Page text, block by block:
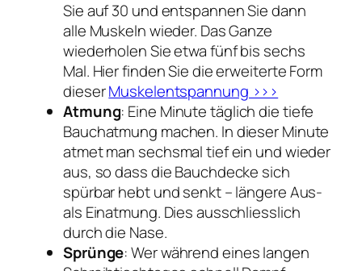
Sie auf 30 und entspannen Sie dann
alle Muskeln wieder. Das Ganze
wiederholen Sie etwa fünf bis sechs
Mal. Hier finden Sie die erweiterte Form
dieserMuskelentspannung >>>
Atmung: Eine Minute täglich die tiefe
Bauchatmung machen. In dieser Minute
atmet man sechsmal tief ein und wieder
aus, so dass die Bauchdecke sich
spürbar hebt und senkt – längere Aus-
als Einatmung. Dies ausschliesslich
durch die Nase.
Sprünge: Wer während eines langen